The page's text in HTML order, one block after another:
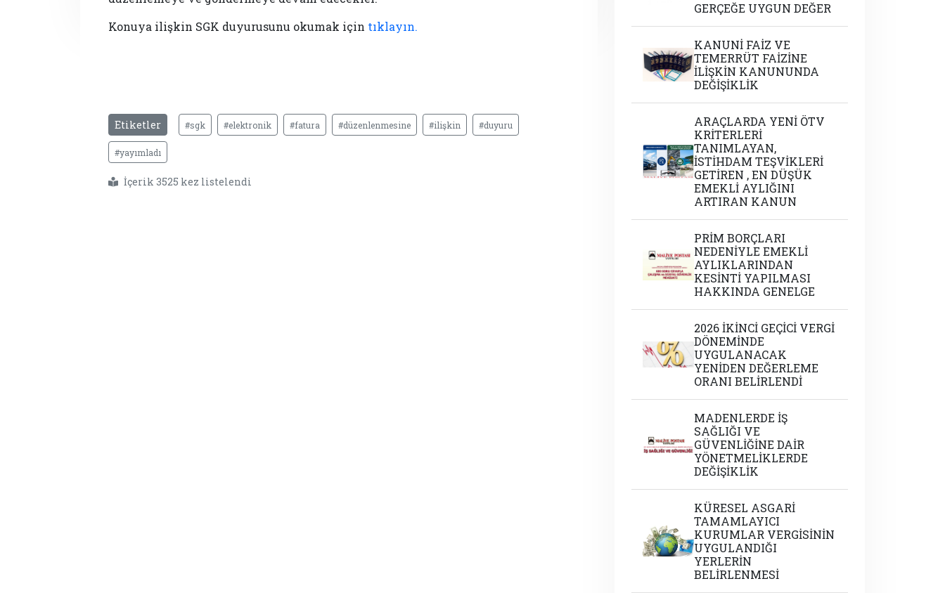
Konuya ilişkin SGK duyurusunu okumak için tıklayın.
Etiketler #sgk #elektronik #fatura #düzenlenmesine #ilişkin #duyuru
#yayımladı
İçerik 3525 kez listelendi
GERÇEĞE UYGUN DEĞER
KANUNİ FAİZ VE
TEMERRÜT FAİZİNE
İLİŞKİN KANUNUNDA
DEĞİŞİKLİK
ARAÇLARDA YENİ ÖTV
KRİTERLERİ
TANIMLAYAN,
İSTİHDAM TEŞVİKLERİ
GETİREN , EN DÜŞÜK
EMEKLİ AYLIĞINI
ARTIRAN KANUN
PRİM BORÇLARI
NEDENİYLE EMEKLİ
AYLIKLARINDAN
KESİNTİ YAPILMASI
HAKKINDA GENELGE
2026 İKİNCİ GEÇİCİ VERGİ
DÖNEMİNDE
UYGULANACAK
YENİDEN DEĞERLEME
ORANI BELİRLENDİ
MADENLERDE İŞ
SAĞLIĞI VE
GÜVENLİĞİNE DAİR
YÖNETMELİKLERDE
DEĞİŞİKLİK
KÜRESEL ASGARİ
TAMAMLAYICI
KURUMLAR VERGİSİNİN
UYGULANDIĞI
YERLERİN
BELİRLENMESİ